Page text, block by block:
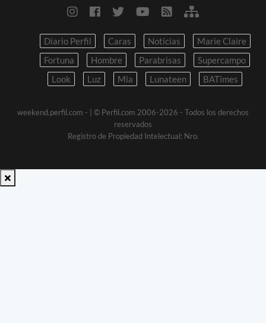
Diario Perfil Caras Noticias
Marie Claire
Fortuna
Hombre Parabrisas
Supercampo
Look
Luz Mia Lunateen BATimes
weekend.perfil.com -
| © Perfil.com 2006-2026 - Todos los derechos
reservados
Registro de Propiedad Intelectual: Nro.